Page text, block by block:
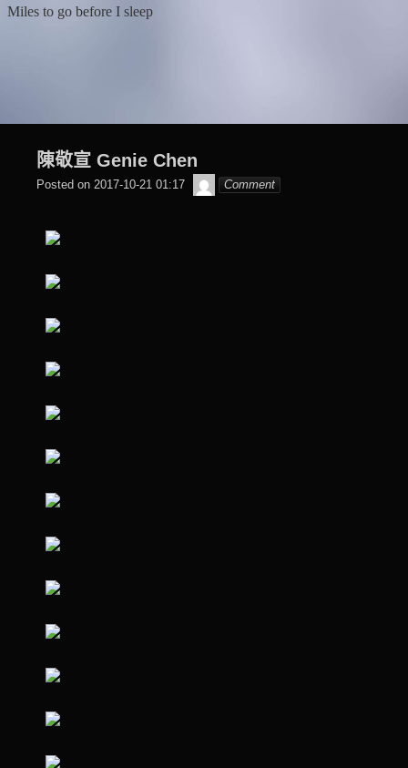
Miles to go before I sleep
陳敬宣 Genie Chen
Posted on 2017-10-21 01:17
๙
翔
Comment